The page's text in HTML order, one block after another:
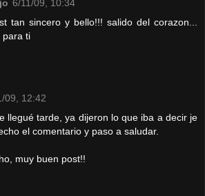
6/11/09, 10:34
tan sincero y bello!!! salido del corazon...
para ti
09, 12:42
llegué tarde, ya dijeron lo que iba a decir je
el comentario y paso a saludar.
muy buen post!!